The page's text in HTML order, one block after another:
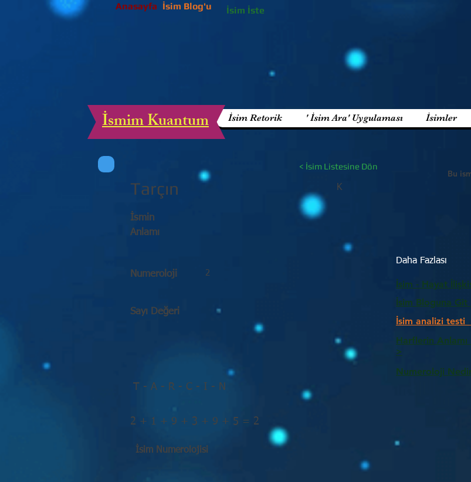
Anasayfa İsim Blog'u İsim İste
İsim Retorik ' İsim Ara' Uygulaması İsimler
İsmim Kuantum
< İsim Listesine Dön
Tarçın K
Bu
İsmin
Anlamı
Numeroloji 2
Sayı Değeri
T - A - R - C - I - N
Daha Fazlası
İsim - Hayat
İsim
İsim
Harflerin
>
Numeroloji
2 + 1 + 9 + 3 + 9 + 5 = 2
İsim Numerolojisi